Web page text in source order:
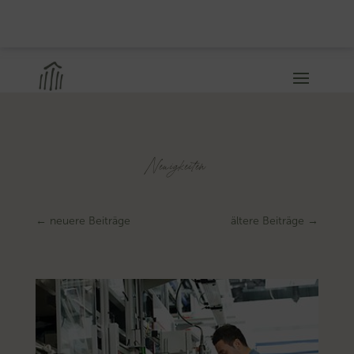
Neuigkeiten
← neuere Beiträge ältere Beiträge →